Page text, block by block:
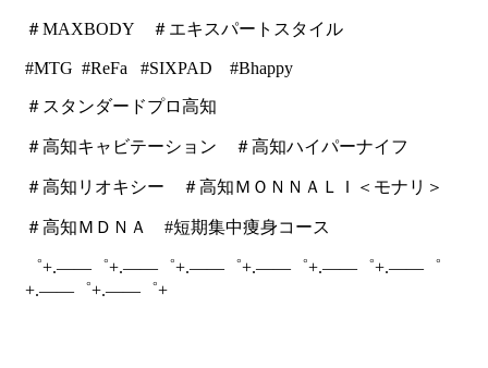
＃MAXBODY ＃エキスパートスタイル
#MTG #ReFa #SIXPAD #Bhappy
＃スタンダードプロ高知
＃高知キャビテーション ＃高知ハイパーナイフ
＃高知リオキシー ＃高知ＭＯＮＮＡＬＩ＜モナリ＞
＃高知ＭＤＮＡ #短期集中痩身コース
゜+.――゜+.――゜+.――゜+.――゜+.――゜+.――゜
+.――゜+.――゜+